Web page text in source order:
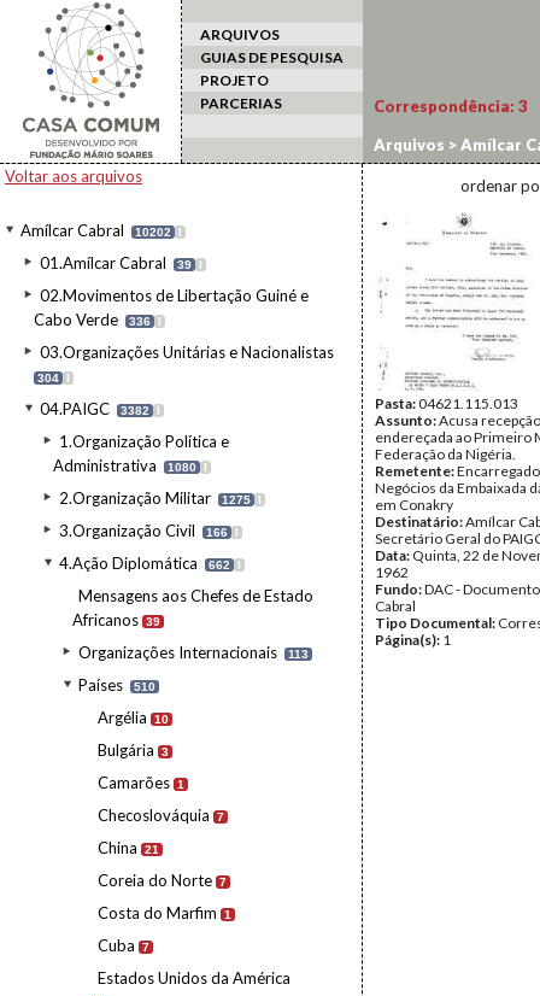
ARQUIVOS
GUIAS DE PESQUISA
PROJETO
PARCERIAS
Voltar aos arquivos
Amílcar Cabral 10202 I
01.Amílcar Cabral 39 I
02.Movimentos de Libertação Guiné e
Cabo Verde
336 I
03.Organizações Unitárias e Nacionalistas
304 I
04.PAIGC 3382 I
1.Organização Política e
Administrativa
1080 I
2.Organização Militar 1275 I
3.Organização Civil 166 I
4.Ação Diplomática 662 I
Mensagens aos Chefes de Estado
Africanos 39
Organizações Internacionais 113
Países 510
Argélia 10
Bulgária 3
Camarões 1
Checoslováquia 7
China 21
Coreia do Norte 7
Costa do Marfim 1
Cuba 7
Estados Unidos da América
Correspondência: 3
Arquivos >Amílcar
ordenar
Pasta:04621.115.013
Assunto:Acusa
endereçada ao Primeiro
Federação da Nigéria.
Remetente:
Negócios da Embaixada
em Conakry
Destinatário:Amílcar
Secretário Geral do
Data: Quinta, 22 de
1962
Fundo:DAC -
Cabral
Tipo Documental:
Página(s): 1